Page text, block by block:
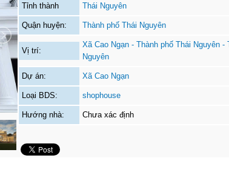
Tỉnh thành Thái Nguyên
Quận huyện: Thành phố Thái Nguyên
Vị trí:
Xã Cao Ngạn - Thành phố Thái Nguyên -
Nguyên
Dự án: Xã Cao Ngạn
Loại BDS: shophouse
Hướng nhà: Chưa xác định